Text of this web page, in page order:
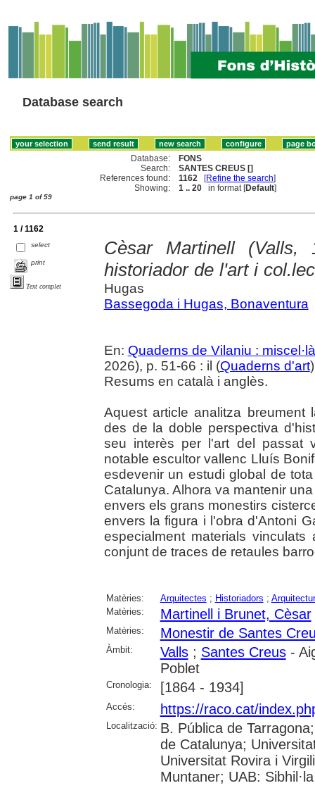
Database search
Database:
FONS
Search:
SANTES CREUS []
References found:
1162 [Refine the search]
Showing:
1 .. 20 in format [Default]
page 1 of 59
1 / 1162
select
print
Text complet
Cèsar Martinell
historiador de l'art i
Hugas
Bassegoda i Hugas, Bonaventura
En: Quaderns de Vilaniu :
2026), p. 51-66 : il (Quaderns d'art
Resums en català i anglès.
Aquest article analitza breument
des de la doble perspectiva
seu interès per l'art del passat
notable escultor vallenc Lluís
esdevenir un estudi global de
Catalunya. Alhora va mantenir
envers els grans monestirs
envers la figura i l'obra d'Antoni
especialment materials
conjunt de traces de retaules
Matèries: Arquitectes ; Historiadors ;
Matèries:
Martinell i Brunet, Cèsar
Matèries: Monestir de Santes
Àmbit: Valls; Santes Creus-
Poblet
Cronologia: [1864 - 1934]
Accés: https://raco.cat/
Localització: B. Pública de
de Catalunya;
Universitat Rovira i
Muntaner; UAB: Sibhil·la